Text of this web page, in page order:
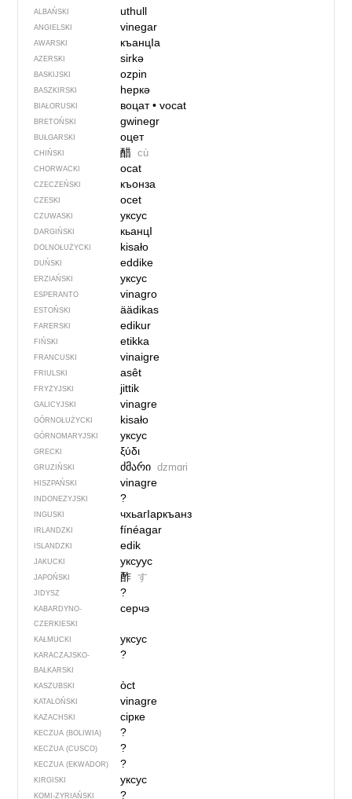
ALBAŃSKI uthull
ANGIELSKI vinegar
AWARSKI къанцIа
AZERSKI sirkə
BASKIJSKI ozpin
BASZKIRSKI һеркә
BIAŁORUSKI воцат• vocat
BRETOŃSKI gwinegr
BUŁGARSKI оцет
CHIŃSKI 醋 cù
CHORWACKI ocat
CZECZEŃSKI къонза
CZESKI ocet
CZUWASKI уксус
DARGIŃSKI кьанцӀ
DOLNOŁUŻYCKI kisało
DUŃSKI eddike
ERZIAŃSKI уксус
ESPERANTO vinagro
ESTOŃSKI äädikas
FARERSKI edikur
FIŃSKI etikka
FRANCUSKI vinaigre
FRIULSKI asêt
FRYZYJSKI jittik
GALICYJSKI vinagre
GÓRNOŁUŻYCKI kisało
GÓRNOMARYJSKI уксус
GRECKI ξύδι
GRUZIŃSKI ძმარი dzmɑri
HISZPAŃSKI vinagre
INDONEZYJSKI ?
INGUSKI чхьагIаркъанз
IRLANDZKI fínéagar
ISLANDZKI edik
JAKUCKI уксуус
JAPOŃSKI 酢 す
JIDYSZ ?
KABARDYNO-
CZERKIESKI
серчэ
KAŁMUCKI уксус
KARACZAJSKO-
BAŁKARSKI
?
KASZUBSKI òct
KATALOŃSKI vinagre
KAZACHSKI сірке
KECZUA (BOLIWIA) ?
KECZUA (CUSCO) ?
KECZUA (EKWADOR) ?
KIRGISKI уксус
KOMI-ZYRIAŃSKI ?